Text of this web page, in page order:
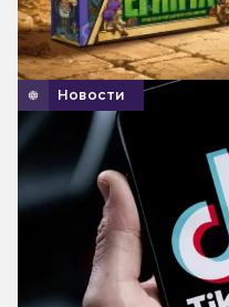
Новости